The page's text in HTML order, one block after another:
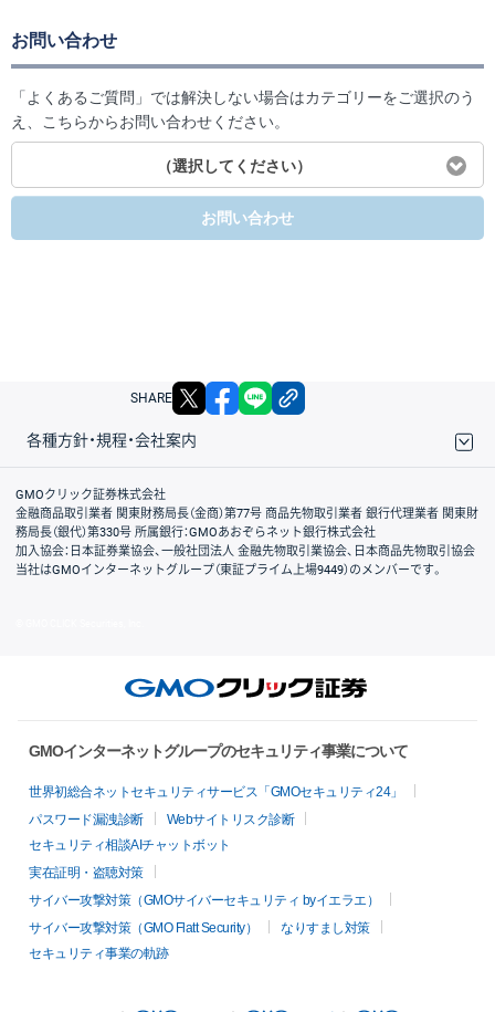
お問い合わせ
「よくあるご質問」では解決しない場合はカテゴリーをご選択のう
え、こちらからお問い合わせください。
（選択してください）
お問い合わせ
SHARE X facebook
各種方針・規程・会社案内
取引規程・約款
サイトマップ
その他のご案内
個人情報保護方針
最良執行方針
サイトのご利用について
ディスクレイマー
信託保全
リスク説明
会社案内
GMOクリック証券株式会社
金融商品取引業者 関東財務局長（金商）第77号 商品先物取引業者 銀行代理業者 関東財
務局長（銀代）第330号 所属銀行：GMOあおぞらネット銀行株式会社
加入協会：日本証券業協会、一般社団法人 金融先物取引業協会、日本商品先物取引協会
当社はGMOインターネットグループ（東証プライム上場9449）のメンバーです。
GMOインターネットグループのセキュリティ事業について
世界初総合ネットセキュリティサービス「GMOセキュリティ24」
パスワード漏洩診断
Webサイトリスク診断
セキュリティ相談AIチャットボット
実在証明・盗聴対策
サイバー攻撃対策（GMOサイバーセキュリティ byイエラエ）
サイバー攻撃対策（GMO Flatt Security）
なりすまし対策
セキュリティ事業の軌跡